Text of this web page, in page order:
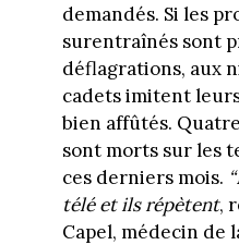
demandés. Si les
surentraînés sont
déflagrations, aux
cadets imitent
bien affûtés.
sont morts sur les
ces derniers mois.
télé et ils répètent,
Capel, médecin de